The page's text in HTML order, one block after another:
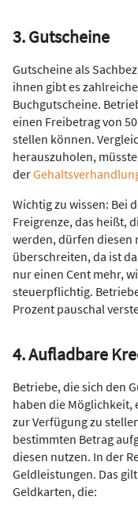
3. Gutscheine
Gutscheine als
ihnen gibt es
Buchgutscheine.
einen Freibetrag von
stellen können.
herauszuholen,
der
Wichtig zu wissen: Bei
Freigrenze, das heißt,
werden, dürfen diesen
überschreiten, da ist
nur einen Cent mehr,
steuerpflichtig.
Prozent pauschal
4. Aufladbare
Betriebe, die sich den
haben die
zur Verfügung zu
bestimmten Betrag
diesen nutzen. In der
Geldleistungen. Das
Geldkarten, die: